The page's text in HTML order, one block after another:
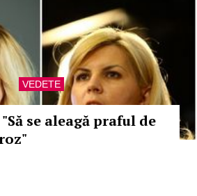
VEDETE
se aleagă praful de